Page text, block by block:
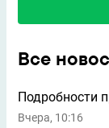
Все
Подробности
Вчера, 10:16